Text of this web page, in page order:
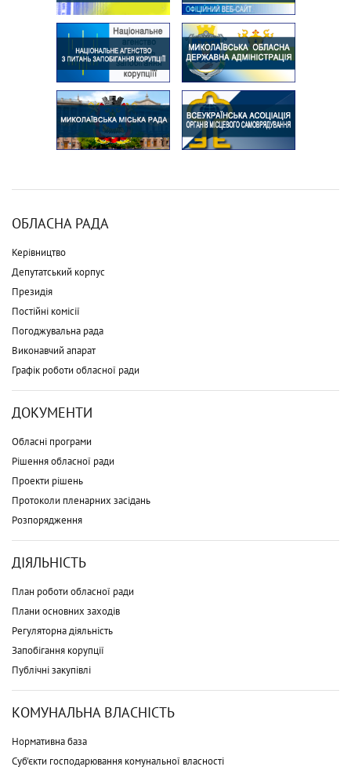
ОБЛАСНА РАДА
Керівництво
Депутатський корпус
Президія
Постійні комісії
Погоджувальна рада
Виконавчий апарат
Графік роботи обласної ради
ДОКУМЕНТИ
Обласні програми
Рішення обласної ради
Проекти рішень
Протоколи пленарних засідань
Розпорядження
ДІЯЛЬНІСТЬ
План роботи обласної ради
Плани основних заходів
Регуляторна діяльність
Запобігання корупції
Публічні закупівлі
КОМУНАЛЬНА ВЛАСНІСТЬ
Нормативна база
Суб'єкти господарювання комунальної власності